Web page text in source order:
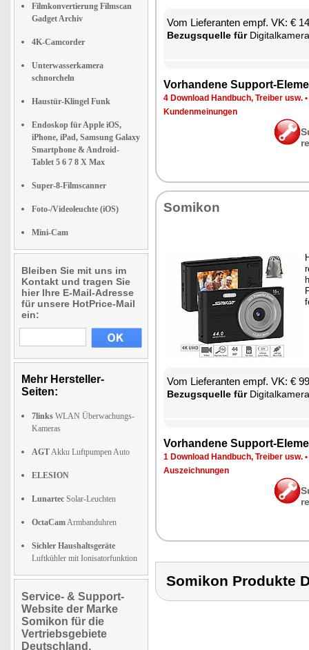
Filmkonvertierung Filmscan
Gadget Archiv
4K-Camcorder
Unterwasserkamera
schnorcheln
Haustür-Klingel Funk
Endoskop für Apple iOS,
iPhone, iPad, Samsung Galaxy
Smartphone & Android-
Tablet 5 6 7 8 X Max
Super-8-Filmscanner
Foto-/Videoleuchte (iOS)
Mini-Cam
Bleiben Sie mit uns im
Kontakt und tragen Sie
hier Ihre E-Mail-Adresse
für unsere HotPrice-Mail
ein:
Mehr Hersteller-
Seiten:
7links WLAN Überwachungs-
Kameras
AGTAkku Luftpumpen Auto
ELESION
Lunartec Solar-Leuchten
OctaCamArmbanduhren
Sichler Haushaltsgeräte
Luftkühler mit Ionisatorfunktion
Service- & Support-
Website der Marke
Somikon für die
Vertriebsgebiete
Deutschland,
Vom Lie­fe­ran­ten empf. VK: €
Be­zugs­quel­le fürDi­gi­tal­ka­me­ra
Vor­han­de­ne Sup­port-
4 Down­load Hand­buch, Trei­ber usw. •
Kun­den­mei­nun­gen
So­mi­kon
Vom Lie­fe­ran­ten empf. VK: €
Be­zugs­quel­le fürDi­gi­tal­ka­me­ra
Vor­han­de­ne Sup­port-
1 Down­load Hand­buch, Trei­ber usw. •
Aus­zeich­nun­gen
Somikon Produkte